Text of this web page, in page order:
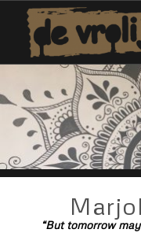
“But tomorrow